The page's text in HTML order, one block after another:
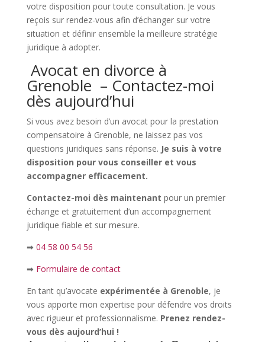
votre disposition pour toute consultation. Je vous
reçois sur rendez-vous afin d’échanger sur votre
situation et définir ensemble la meilleure stratégie
juridique à adopter.
Avocat en divorce à
Grenoble – Contactez-moi
dès aujourd’hui
Si vous avez besoin d’un avocat pour la prestation
compensatoire à Grenoble, ne laissez pas vos
questions juridiques sans réponse. Je suis à votre
disposition pour vous conseiller et vous
accompagner efficacement.
Contactez-moi dès maintenant pour un premier
échange et gratuitement d’un accompagnement
juridique fiable et sur mesure.
➡ 04 58 00 54 56
➡ Formulaire de contact
En tant qu’avocate expérimentée à Grenoble, je
vous apporte mon expertise pour défendre vos droits
avec rigueur et professionnalisme. Prenez rendez-
vous dès aujourd’hui !